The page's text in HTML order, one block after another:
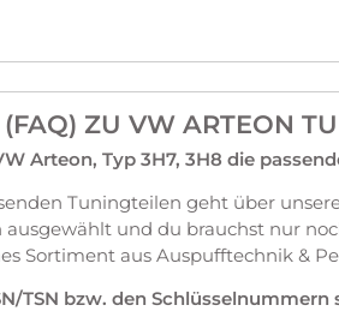
ZU VW ARTEON
Arteon, Typ 3H7, 3H8 die
Tuningteilen geht über
ausgewählt und du brauchst nur
Sortiment aus Auspufftechnik &
TSN bzw. den Schlüsselnummern